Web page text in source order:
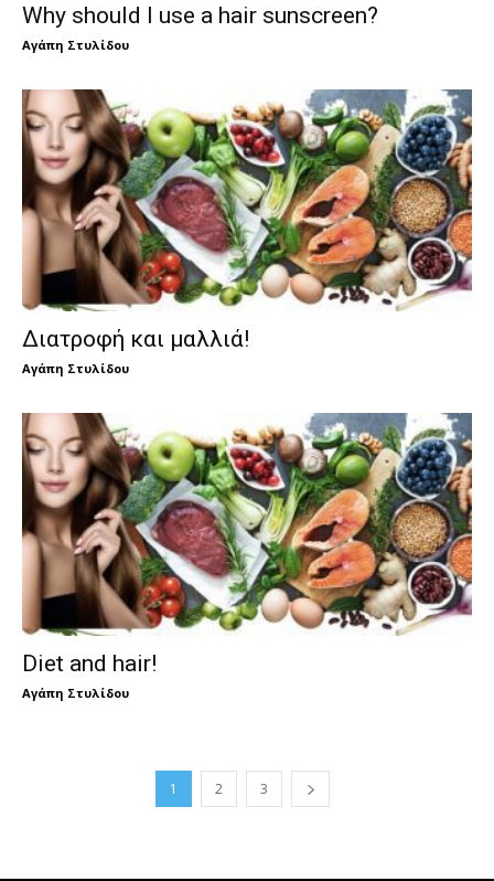
Why should I use a hair sunscreen?
Αγάπη Στυλίδου
Διατροφή και μαλλιά!
Αγάπη Στυλίδου
Diet and hair!
Αγάπη Στυλίδου
1 2 3